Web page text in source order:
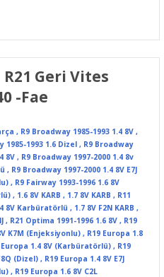
R21 Geri Vites
-Fae
, R9 Broadway 1985-1993 1.4 8V ,
1985-1993 1.6 Dizel , R9 Broadway
8V , R9 Broadway 1997-2000 1.4 8v
, R9 Broadway 1997-2000 1.4 8V E7J
, R9 Fairway 1993-1996 1.6 8V
, 1.6 8V KARB , 1.7 8V KARB , R11
8V Karbüratörlü , 1.7 8V F2N KARB ,
, R21 Optima 1991-1996 1.6 8V , R19
K7M (Enjeksiyonlu) , R19 Europa 1.8
Europa 1.4 8V (Karbüratörlü) , R19
(Dizel) , R19 Europa 1.4 8V E7J
, R19 Europa 1.6 8V C2L